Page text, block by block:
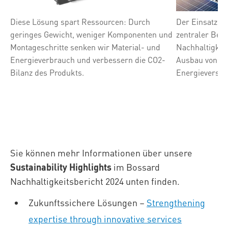
Diese Lösung spart Ressourcen: Durch
geringes Gewicht, weniger Komponenten und
Montageschritte senken wir Material- und
Energieverbrauch und verbessern die CO2-
Bilanz des Produkts.
Der Einsatz
zentraler
Ausbau von
Sie können mehr Informationen über unsere
Sustainability Highlights im Bossard
Nachhaltigkeitsbericht 2024 unten finden.
Zukunftssichere Lösungen – Strengthening
expertise through innovative services